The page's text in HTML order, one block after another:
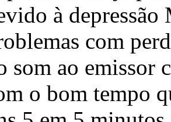
à
com
som ao emissor
o bom tempo